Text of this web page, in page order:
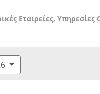
Εταιρείες, Υπηρεσίες